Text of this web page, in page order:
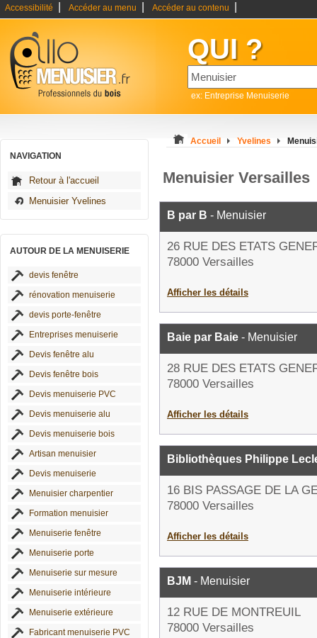
Accessibilité Accéder au menu Accéder au contenu
QUI ?
ex: Entreprise Menuiserie
NAVIGATION
Retour à l'accueil
Menuisier Yvelines
AUTOUR DE LA MENUISERIE
devis fenêtre
rénovation menuiserie
devis porte-fenêtre
Entreprises menuiserie
Devis fenêtre alu
Devis fenêtre bois
Devis menuiserie PVC
Devis menuiserie alu
Devis menuiserie bois
Artisan menuisier
Devis menuiserie
Menuisier charpentier
Formation menuisier
Menuiserie fenêtre
Menuiserie porte
Menuiserie sur mesure
Menuiserie intérieure
Menuiserie extérieure
Fabricant menuiserie PVC
Accueil Yvelines
Menuisier Versailles
B par B - Menuisier
26 RUE DES ETATS
78000 Versailles
Afficher les détails
Baie par Baie - Menuisier
28 RUE DES ETATS
78000 Versailles
Afficher les détails
Bibliothèques Philippe
16 BIS PASSAGE DE LA
78000 Versailles
Afficher les détails
BJM - Menuisier
12 RUE DE MONTREUIL
78000 Versailles